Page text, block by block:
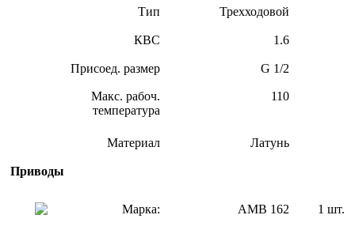
Тип Трехходовой
КВС 1.6
Присоед. размер G 1/2
Макс. рабоч.
температура
110
Материал Латунь
Приводы
Марка: АМВ 162 1 шт.